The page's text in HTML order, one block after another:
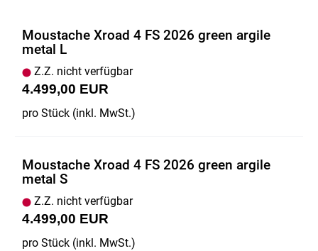
Moustache Xroad 4 FS 2026 green argile
metal L
Z.Z. nicht verfügbar
4.499,00 EUR
pro Stück (inkl. MwSt.)
Moustache Xroad 4 FS 2026 green argile
metal S
Z.Z. nicht verfügbar
4.499,00 EUR
pro Stück (inkl. MwSt.)